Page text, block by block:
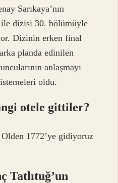
Sarıkaya’nın
dizisi 30. bölümüyle
Dizinin erken final
planda edinilen
anlaşmayı
oldu.
otele gittiler?
1772’ye gidiyoruz
Tatlıtuğ’un